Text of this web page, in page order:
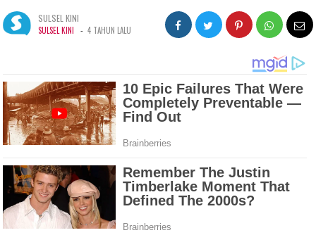
SULSEL KINI
SULSEL KINI - 4 TAHUN LALU